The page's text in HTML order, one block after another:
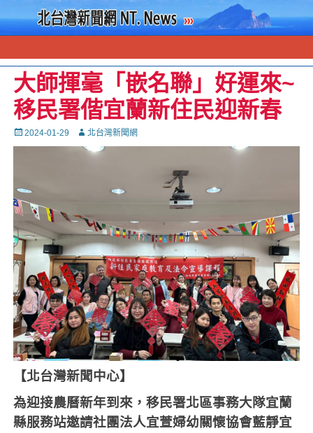
大師揮毫「嵌名聯」好運來~
移民署偕宜蘭新住民迎新春
Posted
on
2024-01-29 Autor北台灣新聞網
【北台灣新聞中心】
為迎接農曆新年到來，移民署北區事務大隊宜蘭
縣服務站邀請社團法人宜萱婦幼關懷協會藍靜宜